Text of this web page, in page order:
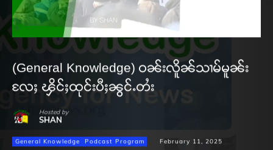
(General Knowledge) ဝၼ်းလိူၼ်သၢမ်မူၼ်း
လႄႈ ၾိင်ႈထုင်းပီႈၼွင်ႉတႆး
Hosted by
SHAN
General Knowledge Podcast Program February 11, 2025